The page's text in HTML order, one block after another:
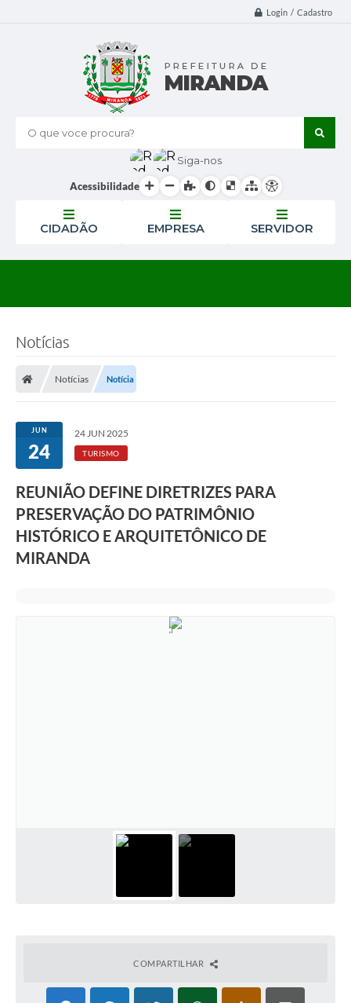
Login / Cadastro
O que voce procura?
Siga-nos
Acessibilidade
CIDADÃO EMPRESA SERVIDOR
Notícias
Notícias Notícia
JUN
24
24 JUN 2025
TURISMO
REUNIÃO DEFINE DIRETRIZES PARA
PRESERVAÇÃO DO PATRIMÔNIO
HISTÓRICO E ARQUITETÔNICO DE
MIRANDA
COMPARTILHAR